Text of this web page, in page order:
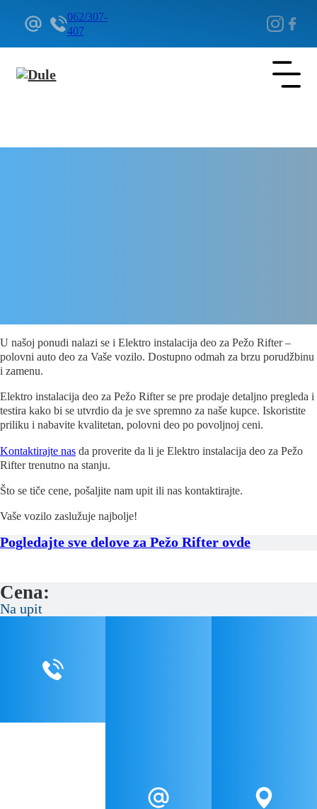
062/307-
407
U našoj ponudi nalazi se i Elektro instalacija deo za Pežo Rifter –
polovni auto deo za Vaše vozilo. Dostupno odmah za brzu porudžbinu
i zamenu.
Elektro instalacija deo za Pežo Rifter se pre prodaje detaljno pregleda i
testira kako bi se utvrdio da je sve spremno za naše kupce. Iskoristite
priliku i nabavite kvalitetan, polovni deo po povoljnoj ceni.
Kontaktirajte nas da proverite da li je Elektro instalacija deo za Pežo
Rifter trenutno na stanju.
Što se tiče cene, pošaljite nam upit ili nas kontaktirajte.
Vaše vozilo zaslužuje najbolje!
Pogledajte sve delove za Pežo Rifter ovde
Cena:
Na upit